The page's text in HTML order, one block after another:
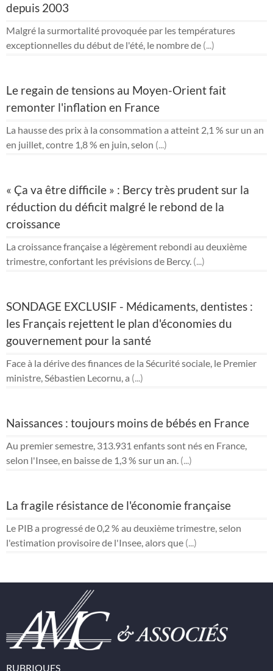
depuis 2003
Malgré la surmortalité provoquée par les températures
exceptionnelles du début de l'été, le nombre de (...)
Le regain de tensions au Moyen-Orient fait
remonter l'inflation en France
La hausse des prix à la consommation a atteint 2,1 % sur un an
en juillet, contre 1,8 % en juin, selon (...)
« Ça va être difficile » : Bercy très prudent sur la
réduction du déficit malgré le rebond de la
croissance
La croissance française a légèrement rebondi au deuxième
trimestre, confortant les prévisions de Bercy. (...)
SONDAGE EXCLUSIF - Médicaments, dentistes :
les Français rejettent le plan d'économies du
gouvernement pour la santé
Face à la dérive des finances de la Sécurité sociale, le Premier
ministre, Sébastien Lecornu, a (...)
Naissances : toujours moins de bébés en France
Au premier semestre, 313.931 enfants sont nés en France,
selon l'Insee, en baisse de 1,3 % sur un an. (...)
La fragile résistance de l'économie française
Le PIB a progressé de 0,2 % au deuxième trimestre, selon
l'estimation provisoire de l'Insee, alors que (...)
RUBRIQUES